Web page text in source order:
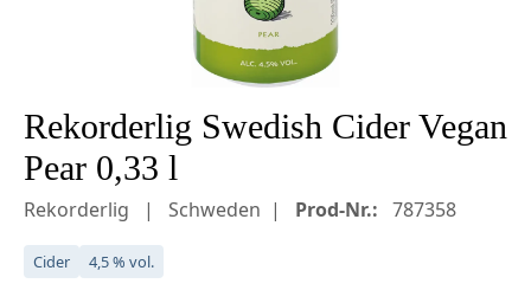
Rekorderlig Swedish Cider Vegan
Pear 0,33 l
Rekorderlig Schweden Prod-Nr.: 787358
Cider 4,5 % vol.